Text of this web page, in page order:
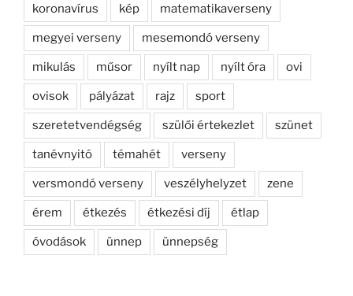
koronavírus kép matematikaverseny
megyei verseny mesemondó verseny
mikulás műsor nyílt nap nyílt óra ovi
ovisok pályázat rajz sport
szeretetvendégség szülői értekezlet szünet
tanévnyitó témahét verseny
versmondó verseny veszélyhelyzet zene
érem étkezés étkezési díj étlap
óvodások ünnep ünnepség